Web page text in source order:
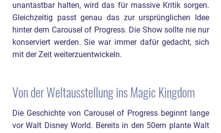
unantastbar halten, wird das für massive Kritik sorgen.
Gleichzeitig passt genau das zur ursprünglichen Idee
hinter dem Carousel of Progress. Die Show sollte nie nur
konserviert werden. Sie war immer dafür gedacht, sich
mit der Zeit weiterzuentwickeln.
Von der Weltausstellung ins Magic Kingdom
Die Geschichte von Carousel of Progress beginnt lange
vor Walt Disney World. Bereits in den 50ern plante Walt